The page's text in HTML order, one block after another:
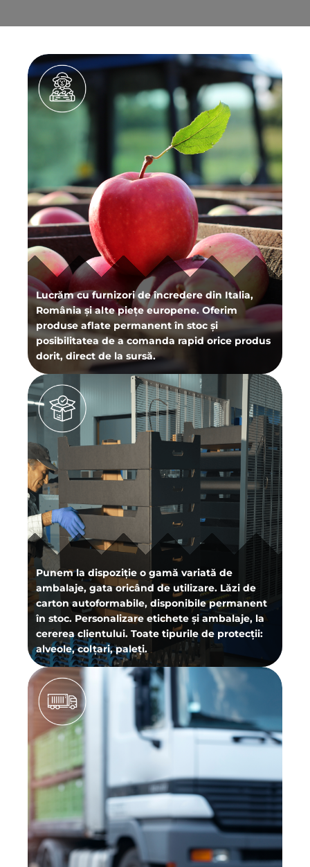
Lucrăm cu furnizori de încredere din Italia,
România și alte piețe europene. Oferim
produse aflate permanent în stoc și
posibilitatea de a comanda rapid orice produs
dorit, direct de la sursă.
Punem la dispoziție o gamă variată de
ambalaje, gata oricând de utilizare. Lăzi de
carton autoformabile, disponibile permanent
în stoc. Personalizare etichete și ambalaje, la
cererea clientului. Toate tipurile de protecții:
alveole, colțari, paleți.